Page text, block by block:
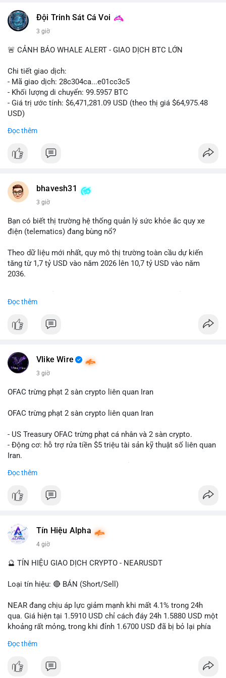
Đội Trinh Sát Cá Voi
3 giờ
🚨 CẢNH BÁO WHALE ALERT - GIAO DỊCH BTC LỚN
Chi tiết giao dịch:
- Mã giao dịch: 28c304ca...e01cc3c5
- Khối lượng di chuyển: 99.5957 BTC
- Giá trị ước tính: $6,471,281.09 USD (theo thị giá $64,975.48
USD)
giá hơn 6.47 triệu USD, cho thấy dấu hiệu chuyển tiền quy mô
thanh khoản hoặc bán, hoặc chuyển sang ví lạnh nhằm tích lũy
dài hạn. Việc giao dịch chưa được xác nhận tạo tâm lý thận
cung ngắn hạn. Nếu BTC vào ví nóng sàn, khả năng cao là
động thái chốt lời; ngược lại, nếu vào ví mới không hoạt động,
Lời khuyên: Nhà đầu tư nhỏ lẻ nên quan sát thêm 2-4 giờ sau
khi giao dịch được xác nhận, tránh hành động theo cảm xúc.
ưu tiên quản trị rủi ro trong giai đoạn biến động mạnh.
#btcmempool65k
Đọc thêm
bhavesh31
3 giờ
Bạn có biết thị trường hệ thống quản lý sức khỏe ắc quy xe
điện (telematics) đang bùng nổ?
Theo dữ liệu mới nhất, quy mô thị trường toàn cầu dự kiến
tăng từ 1,7 tỷ USD vào năm 2026 lên 10,7 tỷ USD vào năm
2036.
hàng năm (CAGR) ấn tượng lên tới 20,2%.
Điều gì đang thúc đẩy sự tăng trưởng vượt bậc này? Hãy cùng
Đọc thêm
Vlike Wire
3 giờ
OFAC trừng phạt 2 sàn crypto liên quan Iran
OFAC trừng phạt 2 sàn crypto liên quan Iran
- US Treasury OFAC trừng phạt cá nhân và 2 sàn crypto.
- Động cơ: hỗ trợ rửa tiền $5 triệu tài sản kỹ thuật số liên quan
Iran.
- Tác động: rủi ro cho thị trường crypto, tăng áp lực pháp lý.
#binancesquare
#vlikevn #titanbot
📰 Nguồn: Cointelegraph
Đọc thêm
Tín Hiệu Alpha
4 giờ
🔮 TÍN HIỆU GIAO DỊCH CRYPTO - NEARUSDT
Loại tín hiệu: 🔴 BÁN (Short/Sell)
NEAR đang chịu áp lực giảm mạnh khi mất 4.1% trong 24h
qua. Giá hiện tại 1.5910 USD chỉ cách đáy 24h 1.5880 USD một
khoảng rất mỏng, trong khi đỉnh 1.6700 USD đã bị bỏ lại phía
kiểm soát hoàn toàn. Khối lượng giao dịch 10.29 triệu NEAR
tiếp diễn.
Đọc thêm